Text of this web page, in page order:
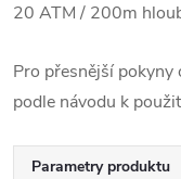
20 ATM / 200m
Pro přesnější
podle návodu k
Parametry produktu